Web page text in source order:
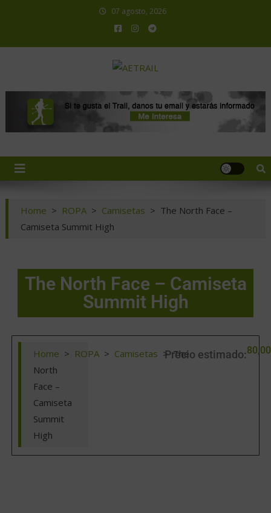
07 agosto, 2026
Home > ROPA > Camisetas > The North Face –
Camiseta Summit High
The North Face – Camiseta
Summit High
Home > ROPA > Camisetas > The
North
Face –
Camiseta
Summit
High
Precio estimado:80,00